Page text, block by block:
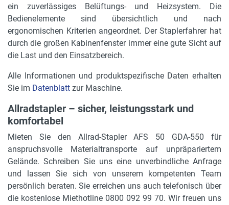
Mastart
Triplex Freihub
Rückfahrwarner
nein
Lastschutzgitter
Zusatzbeleuchtung
Durchfahrtshöhe
2.95 m
Gabelzinken H, B, L
60 x 150 x 1800 mm
ein zuverlässiges Belüftungs- und Heizsystem. Die
Bedienelemente sind übersichtlich und nach
ergonomischen Kriterien angeordnet. Der Staplerfahrer hat
durch die großen Kabinenfenster immer eine gute Sicht auf
die Last und den Einsatzbereich.
Alle Informationen und produktspezifische Daten erhalten
Sie im Datenblatt zur Maschine.
Allradstapler – sicher, leistungsstark und
komfortabel
Mieten Sie den Allrad-Stapler AFS 50 GDA-550 für
anspruchsvolle Materialtransporte auf unpräpariertem
Gelände. Schreiben Sie uns eine unverbindliche Anfrage
und lassen Sie sich von unserem kompetenten Team
persönlich beraten. Sie erreichen uns auch telefonisch über
die kostenlose Miethotline 0800 092 99 70. Wir freuen uns